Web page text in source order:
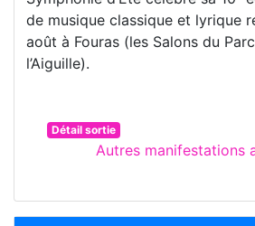
de musique classique et lyrique
août à Fouras (les Salons du
l’Aiguille).
Détail sortie
Autres manifestations